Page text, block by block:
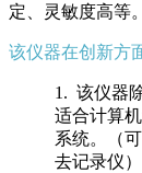
定、灵敏度高等。
该仪器在创新方
1. 该仪器
适合计算
系统。（
去记录仪）